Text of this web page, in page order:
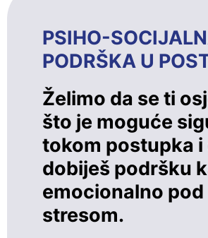
PSIHO-
PODRŠKA U
Želimo da se ti
što je moguće
tokom postupka i
dobiješ podršku
emocionalno pod
stresom.